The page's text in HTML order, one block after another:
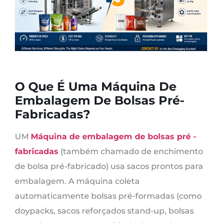
O Que É Uma Máquina De
Embalagem De Bolsas Pré-
Fabricadas?
UM Máquina de embalagem de bolsas pré -
fabricadas (também chamado de enchimento
de bolsa pré-fabricado) usa sacos prontos para
embalagem. A máquina coleta
automaticamente bolsas pré-formadas (como
doypacks, sacos reforçados stand-up, bolsas